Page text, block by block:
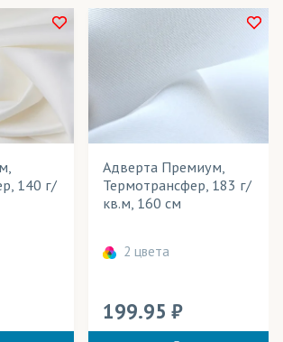
140 г/
Адверта Премиум,
Термотрансфер, 183 г/
кв.м, 160 см
2 цвета
199.95